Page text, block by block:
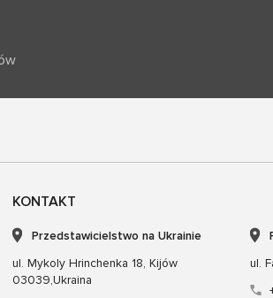
KONTAKT
Przedstawicielstwo na Ukrainie
ul. Mykoly Hrinchenka 18, Kijów
03039,Ukraina
ul.